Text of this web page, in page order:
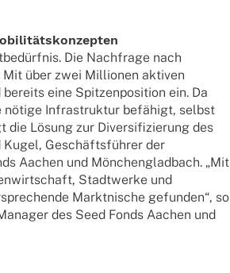
Die Nach­frage nach
über zwei Millio­nen akti­ven
eine Spit­zen­po­si­tion ein. Da
nötige Infra­struk­tur befä­higt, selbst
die Lösung zur Diver­si­fi­zie­rung des
Kugel, Geschäfts­füh­rer der
Aachen und Mönchen­glad­bach. „Mit
Stadt­werke und
Markt­ni­sche gefun­den“, so
des Seed Fonds Aachen und